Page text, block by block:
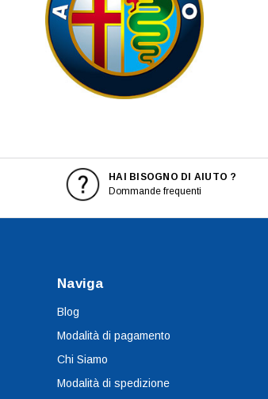
HAI BISOGNO DI AIUTO ?
Dommande frequenti
Naviga
Blog
Modalità di pagamento
Chi Siamo
Modalità di spedizione